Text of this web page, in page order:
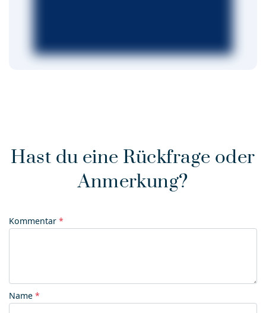
Hast du eine Rückfrage oder
Anmerkung?
Kommentar *
Name *